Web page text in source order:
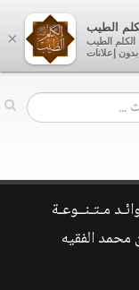
مـتـنــوعـة
محمد الفقيه
×
الطيب
الكلم الطيب
إعلانات